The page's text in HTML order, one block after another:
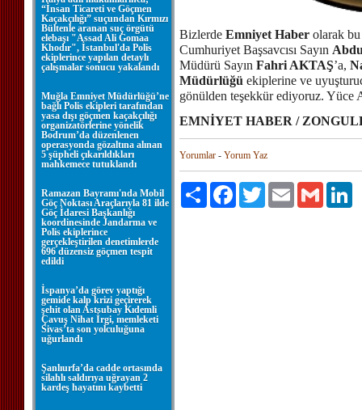
“İnsan Ticareti ve Göçmen
Kaçakçılığı” suçundan Kırmızı
Bültenle aranan suç örgütü
elebaşı "Assad Ali Gomaa
Khodır", İstanbul'da Polis
ekiplerince yapılan detaylı
çalışmalar sonucu yakalandı
Muğla Emniyet Müdürlüğü’ne
bağlı Polis ekipleri tarafından
yasa dışı göçmen kaçakçılığı
organizatörlerine yönelik
Bodrum’da düzenlenen
operasyonda gözaltına alınan
5 şüpheli çıkarıldıkları
mahkemece tutuklandı
Ramazan Bayramı'nda Mobil
Göç Noktası Araçlarıyla 81 ilde
Göç İdaresi Başkanlığı
koordinesinde Jandarma ve
Polis ekiplerince
gerçekleştirilen denetimlerde
696 düzensiz göçmen tespit
edildi
İspanya’da görev yaptığı
gemide kalp krizi geçirerek
şehit olan Astsubay Kıdemli
Çavuş Nihat İrgi, memleketi
Sivas’ta son yolculuğuna
uğurlandı
Şanlıurfa’da cadde ortasında
silahlı saldırıya uğrayan 2
kardeş hayatını kaybetti
Bizlerde Emniyet Haber olarak bu
Cumhuriyet Başsavcısı Sayın
Müdürü Sayın Fahri AKTAŞ’a,
Müdürlüğü ekiplerine ve
gönülden teşekkür ediyoruz. Yüce
EMNİYET HABER /
Yorumlar - Yorum Yaz
Paylaş FacebookTwitter Email Gmail